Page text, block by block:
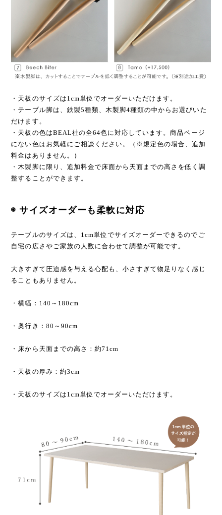
・天板のサイズは1cm単位でオーダーいただけます。
・テーブル脚は、鉄製5種類、木製脚4種類の中からお選びいた
だけます。
・天板の色はBEAL社の全64色に対応しています。商品ページ
にない色はお気軽にご相談ください。（※規定色の場合、追加
料金はありません。）
・木製脚に限り、追加料金で床面から天面までの高さを低く調
整することができます。
◉ サイズオーダーも柔軟に対応
テーブルのサイズは、1cm単位でサイズオーダーできるのでご
自宅の広さやご家族の人数に合わせて調整が可能です。
大きすぎて圧迫感を与える心配も、小さすぎて物足りなく感じ
ることもありません。
・横幅：140～180cm
・奥行き：80～90cm
・床から天面までの高さ：約71cm
・天板の厚み：約3cm
・天板のサイズは1cm単位でオーダーいただけます。